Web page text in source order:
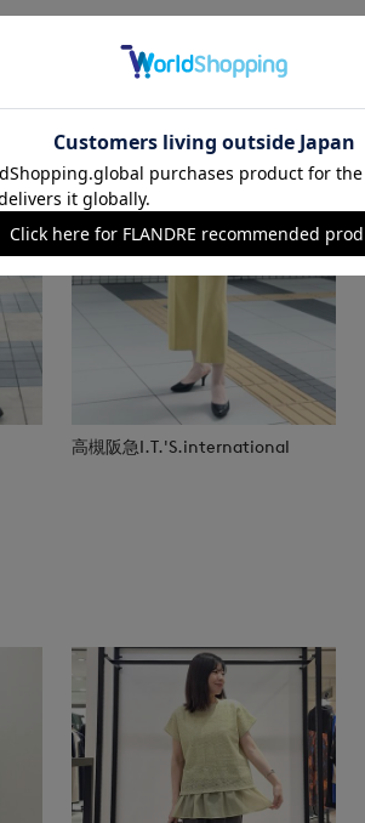
高槻阪急I.T.'S.international